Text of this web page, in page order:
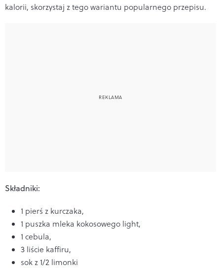
kalorii, skorzystaj z tego wariantu popularnego przepisu.
Składniki:
1 pierś z kurczaka,
1 puszka mleka kokosowego light,
1 cebula,
3 liście kaffiru,
sok z 1/2 limonki